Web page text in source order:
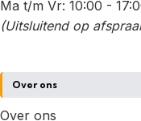
Ma t/m Vr: 10:00 -
(Uitsluitend op
Over ons
Over ons